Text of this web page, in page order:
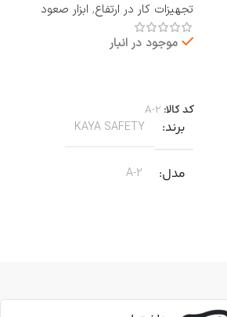
تجهیزات کار در ارتفاع, ابزار صعود
موجود در انبار
کد کالا:A-2
برند KAYA SAFETY
مدل A-2
قطر طناب